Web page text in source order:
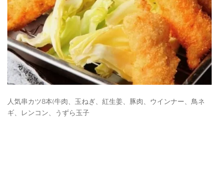
人気串カツ8本(牛肉、玉ねぎ、紅生姜、豚肉、ウインナー、鳥ネ
ギ、レンコン、うずら玉子